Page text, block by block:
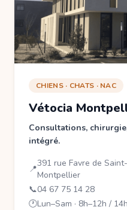
CHIENS · CHATS · NAC
Vétocia
Consultations,
intégré.
📍
391 rue Favre de
Montpellier
📞04 67 75 14 28
🕐Lun–Sam · 8h–12h /